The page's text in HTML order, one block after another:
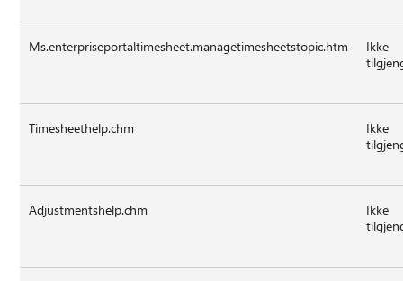
Ms.enterpriseportaltimesheet.managetimesheetstopic.htm
Ikke
Timesheethelp.chm
Ikke
Adjustmentshelp.chm
Ikke